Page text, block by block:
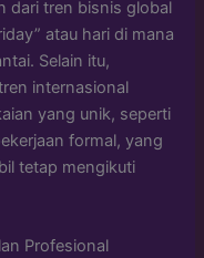
dari tren bisnis global
atau hari di mana
Selain itu,
internasional
yang unik, seperti
formal, yang
tetap mengikuti
Profesional